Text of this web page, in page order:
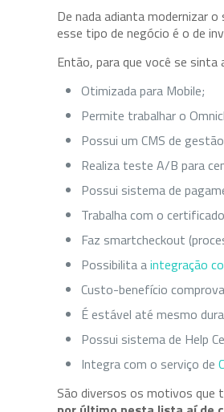
De nada adianta modernizar
esse tipo de negócio é o de
Então, para que você se
Otimizada para Mobile;
Permite trabalhar o
Possui um CMS de
Realiza teste A/B para
Possui sistema de
Trabalha com o
Faz smartcheckout
Possibilita aintegração
Custo-benefício
É estável até mesmo
Possui sistema de Help
Integra com o serviço de
São diversos os motivos que